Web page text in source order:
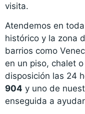
visita.
Atendemos en
histórico y la zona
barrios como
en un piso, chalet
disposición las 24
904 y uno de
enseguida a